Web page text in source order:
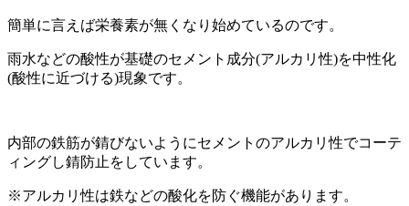
簡単に言えば栄養素が無くなり始めているのです。
雨水などの酸性が基礎のセメント成分(アルカリ性)を中性化
(酸性に近づける)現象です。
内部の鉄筋が錆びないようにセメントのアルカリ性でコーテ
ィングし錆防止をしています。
※アルカリ性は鉄などの酸化を防ぐ機能があります。